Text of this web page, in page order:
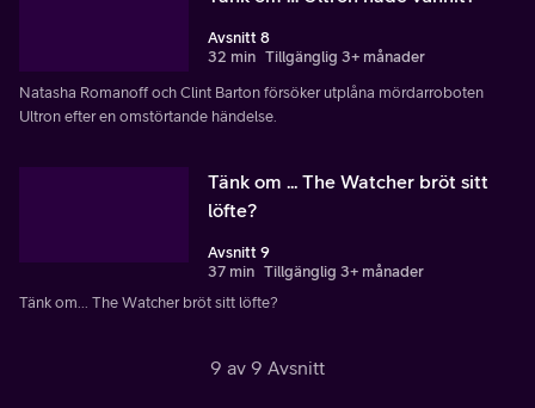
Avsnitt 8
32 min Tillgänglig 3+ månader
Natasha Romanoff och Clint Barton försöker utplåna mördarroboten
Ultron efter en omstörtande händelse.
Tänk om ... The Watcher bröt sitt
löfte?
Avsnitt 9
37 min Tillgänglig 3+ månader
Tänk om... The Watcher bröt sitt löfte?
9 av 9 Avsnitt